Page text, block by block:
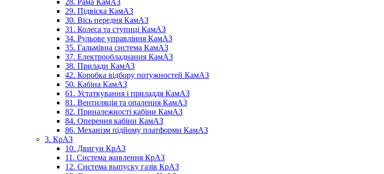
28. Рама КамАЗ
29. Підвіска КамАЗ
30. Вісь передня КамАЗ
31. Колеса та ступиці КамАЗ
34. Рульове управління КамАЗ
35. Гальмівна система КамАЗ
37. Електрообладнання КамАЗ
38. Прилади КамАЗ
42. Коробка відбору потужностей КамАЗ
50. Кабіна КамАЗ
61. Устаткування і приладдя КамАЗ
81. Вентиляція та опалення КамАЗ
82. Приналежності кабіни КамАЗ
84. Оперення кабіни КамАЗ
86. Механізм підйому платформи КамАЗ
3. КрАЗ
10. Двигун КрАЗ
11. Система живлення КрАЗ
12. Система выпуску газів КрАЗ